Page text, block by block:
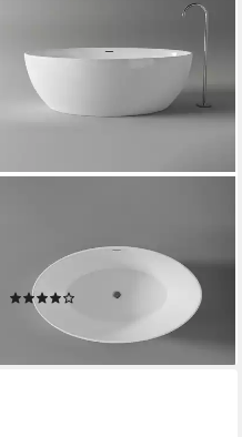
freistehende Badewanne,
Sanitäracryl, oval
1.148,90 €
lieferbar - in 5-6 Werktagen bei dir